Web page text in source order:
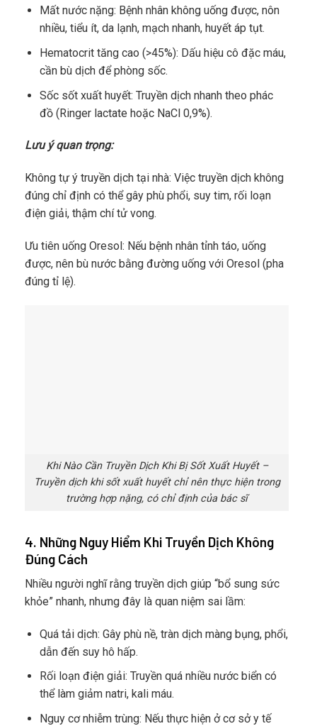
Mất nước nặng: Bệnh nhân không uống được, nôn
nhiều, tiểu ít, da lạnh, mạch nhanh, huyết áp tụt.
Hematocrit tăng cao (>45%): Dấu hiệu cô đặc máu,
cần bù dịch để phòng sốc.
Sốc sốt xuất huyết: Truyền dịch nhanh theo phác
đồ (Ringer lactate hoặc NaCl 0,9%).
Lưu ý quan trọng:
Không tự ý truyền dịch tại nhà: Việc truyền dịch không
đúng chỉ định có thể gây phù phổi, suy tim, rối loạn
điện giải, thậm chí tử vong.
Ưu tiên uống Oresol: Nếu bệnh nhân tỉnh táo, uống
được, nên bù nước bằng đường uống với Oresol (pha
đúng tỉ lệ).
Khi Nào Cần Truyền Dịch Khi Bị Sốt Xuất Huyết –
Truyền dịch khi sốt xuất huyết chỉ nên thực hiện trong
trường hợp nặng, có chỉ định của bác sĩ
4. Những Nguy Hiểm Khi Truyền Dịch Không
Đúng Cách
Nhiều người nghĩ rằng truyền dịch giúp “bổ sung sức
khỏe” nhanh, nhưng đây là quan niệm sai lầm:
Quá tải dịch: Gây phù nề, tràn dịch màng bụng, phổi,
dẫn đến suy hô hấp.
Rối loạn điện giải: Truyền quá nhiều nước biển có
thể làm giảm natri, kali máu.
Nguy cơ nhiễm trùng: Nếu thực hiện ở cơ sở y tế